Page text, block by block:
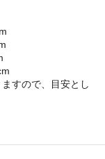
すので、目安とし